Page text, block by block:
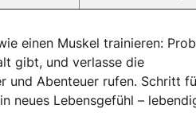
einen Muskel trainieren:
gibt, und verlasse die
und Abenteuer rufen. Schritt
neues Lebensgefühl –